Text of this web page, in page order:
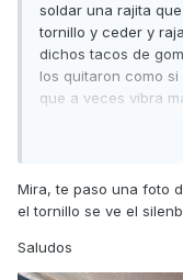
soldar una rajita
tornillo y ceder y
dichos tacos de
los quitaron como
que a veces vibra
Mira, te paso una foto
el tornillo se ve el
Saludos